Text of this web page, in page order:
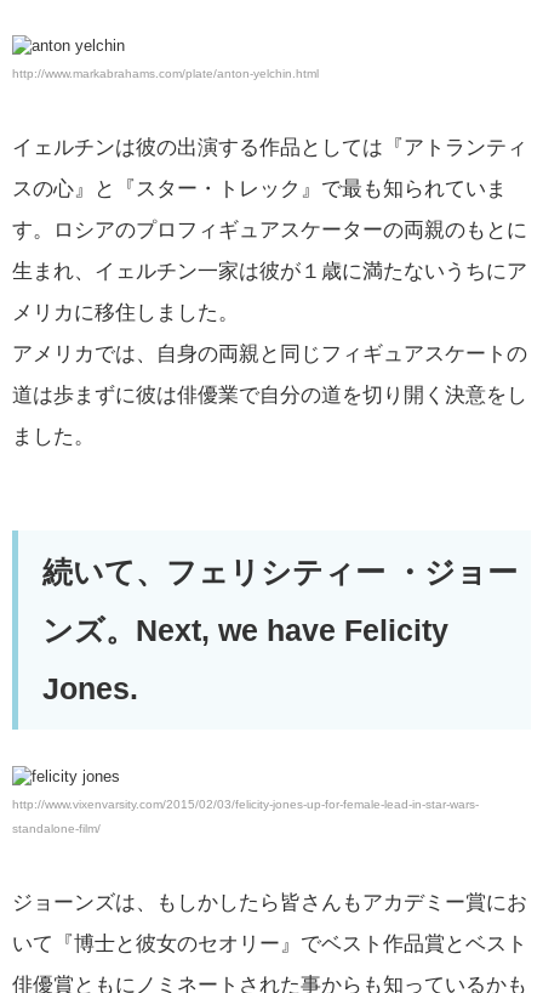
http://www.markabrahams.com/plate/anton-yelchin.html
イェルチンは彼の出演する作品としては『アトランティ
スの心』と『スター・トレック』で最も知られていま
す。ロシアのプロフィギュアスケーターの両親のもとに
生まれ、イェルチン一家は彼が１歳に満たないうちにア
メリカに移住しました。
アメリカでは、自身の両親と同じフィギュアスケートの
道は歩まずに彼は俳優業で自分の道を切り開く決意をし
ました。
続いて、フェリシティー ・ジョー
ンズ。Next, we have Felicity
Jones.
http://www.vixenvarsity.com/2015/02/03/felicity-jones-up-for-female-lead-in-star-wars-
standalone-film/
ジョーンズは、もしかしたら皆さんもアカデミー賞にお
いて『博士と彼女のセオリー』でベスト作品賞とベスト
俳優賞ともにノミネートされた事からも知っているかも